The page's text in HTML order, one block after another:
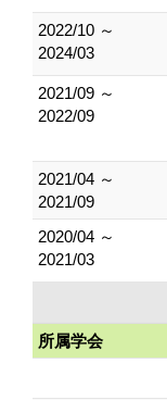
2022/10 ～
2024/03
2021/09 ～
2022/09
2021/04 ～
2021/09
2020/04 ～
2021/03
所属学会